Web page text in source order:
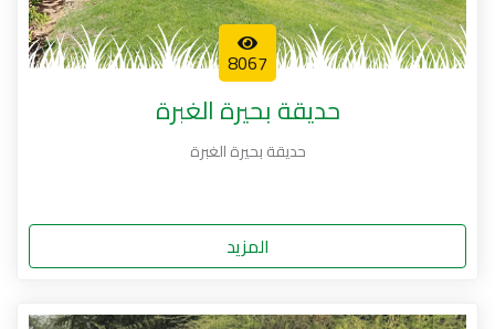
8067
حديقة بحيرة الغبرة
حديقة بحيرة الغبرة
المزيد